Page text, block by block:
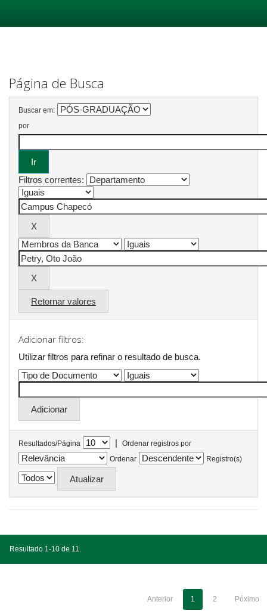
Página de Busca
Buscar em:
por
Filtros correntes:
Retornar valores
Adicionar filtros:
Utilizar filtros para refinar o resultado de busca.
Resultados/Página |
Ordenar registros por
Ordenar
Registro(s)
Resultado 1-10 de 11.
Anterior 1 2 Póximo